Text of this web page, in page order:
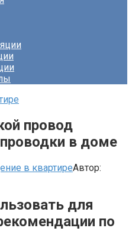
провод
в доме
в квартиреАвтор:
для
по